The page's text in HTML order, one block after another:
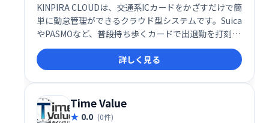
KINPIRA CLOUDは、交通系ICカードをかざすだけで簡
単に勤怠管理ができるクラウド型システムです。Suica
やPASMOなど、普段持ち歩くカードで出退勤を打刻で
きます。登録スタッフ30名までは無料で利用可能で
す。面倒な操作がなく、スムーズな勤怠管理を実現し
ます。
詳しく見る
Time Value
0.0 (0件)